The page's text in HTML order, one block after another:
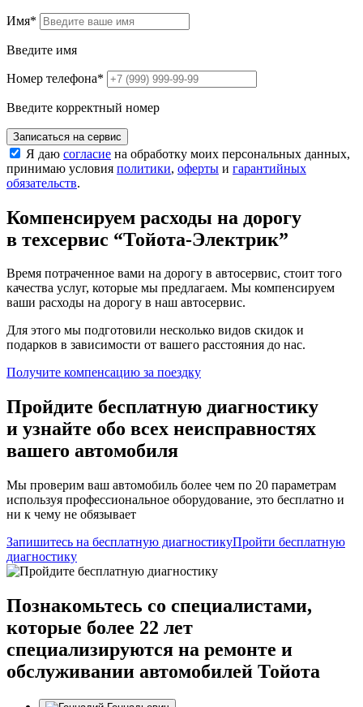
Имя*
Введите имя
Номер телефона*
Введите корректный номер
Записаться на сервис
Я даю согласие на обработку моих персональных данных,
принимаю условия политики, оферты и гарантийных
обязательств.
Компенсируем расходы на дорогу
в техсервис “Тойота-Электрик”
Время потраченное вами на дорогу в автосервис, стоит того
качества услуг, которые мы предлагаем. Мы компенсируем
ваши расходы на дорогу в наш автосервис.
Для этого мы подготовили несколько видов скидок и
подарков в зависимости от вашего расстояния до нас.
Получите компенсацию за поездку
Пройдите бесплатную диагностику
и узнайте обо всех неисправностях
вашего автомобиля
Мы проверим ваш автомобиль более чем по 20 параметрам
используя профессиональное оборудование, это бесплатно и
ни к чему не обязывает
Запишитесь на бесплатную диагностикуПройти бесплатную
диагностику
Познакомьтесь со специалистами,
которые более 22 лет
специализируются на ремонте и
обслуживании автомобилей Тойота